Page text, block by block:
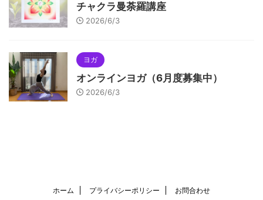
チャクラ曼荼羅講座
2026/6/3
ヨガ
オンラインヨガ（6月度募集中）
2026/6/3
ホーム プライバシーポリシー お問合わせ